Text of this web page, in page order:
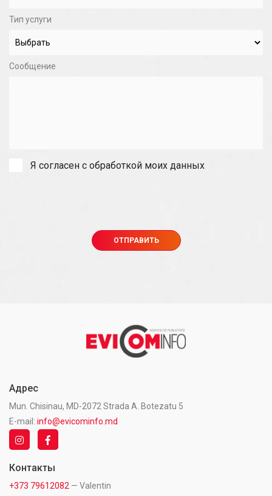
Тип услуги
Сообщение
Я согласен с обработкой моих данных
Адрес
Mun. Chisinau, MD-2072 Strada A. Botezatu 5
E-mail: info@evicominfo.md
Контакты
+373 79612082 — Valentin